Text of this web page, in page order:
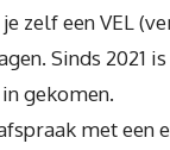
zelf een VEL
Sinds 2021
gekomen.
met een